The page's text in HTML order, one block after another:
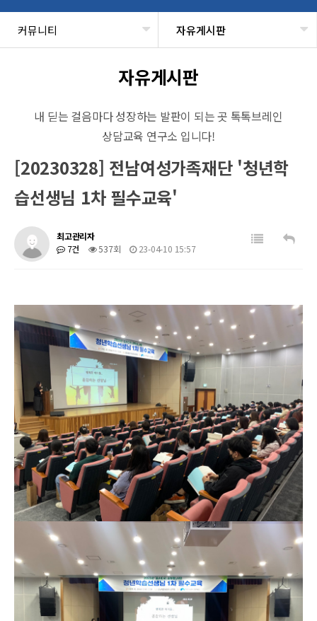
커뮤니티 자유게시판
자유게시판
내 딛는 걸음마다 성장하는 발판이 되는 곳 톡톡브레인
상담교육 연구소 입니다!
[20230328] 전남여성가족재단 '청년학
습선생님 1차 필수교육'
최고관리자
7건
537회 23-04-10 15:57